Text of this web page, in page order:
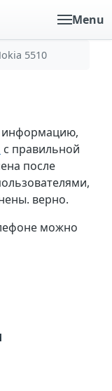
Menu
5510
информацию,
с правильной
после
верно.
можно